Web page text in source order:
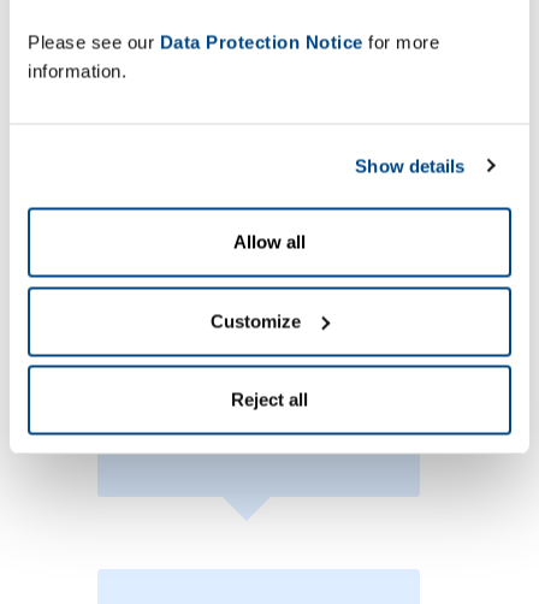
Please see our Data Protection Notice for more
information.
Show details
Allow all
Customize
Reject all
spojení naší nabídky
TotalCare pomůže
firmě Swiss Post
poskytovat vynikající
služby zákazníkům po
celé zemi, "říká Stefan
Butz, generální ředitel,
Zetes Switzerland.